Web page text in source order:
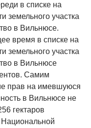
в списке на
земельного участка
в Вильнюсе.
время в списке на
земельного участка
в Вильнюсе
Самим
прав на имевшуюся
в Вильнюсе не
гектаров